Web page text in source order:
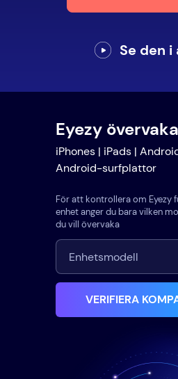
Se den i
Eyezy
iPhones | iPads |
Android-surfplattor
För att kontrollera om Eyezy
enhet anger du bara vilken
du vill övervaka
VERIFIERA